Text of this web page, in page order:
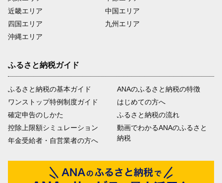
近畿エリア
四国エリア
沖縄エリア
中国エリア
九州エリア
ふるさと納税ガイド
ふるさと納税の基本ガイド
ワンストップ特例制度ガイド
確定申告のしかた
控除上限額シミュレーション
年金受給者・自営業者の方へ
ANAのふるさと納税の特徴
はじめての方へ
ふるさと納税の流れ
動画でわかるANAのふるさと
納税